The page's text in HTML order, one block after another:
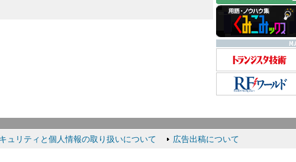
ュリティと個人情報の取り扱いについて 広告出稿について